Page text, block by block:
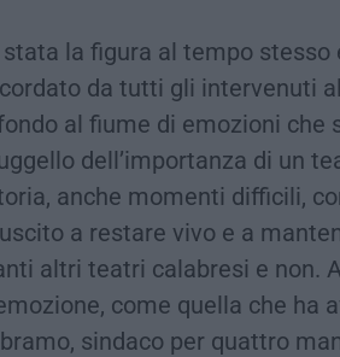
stata la figura al tempo
da tutti gli intervenuti
al fiume di emozioni che
dell’importanza di un
anche momenti difficili,
a restare vivo e a
altri teatri calabresi e non.
come quella che ha
sindaco per quattro